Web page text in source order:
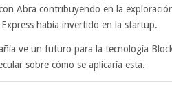
Abra contribuyendo en la
había invertido en la startup.
ve un futuro para la tecnología
sobre cómo se aplicaría esta.